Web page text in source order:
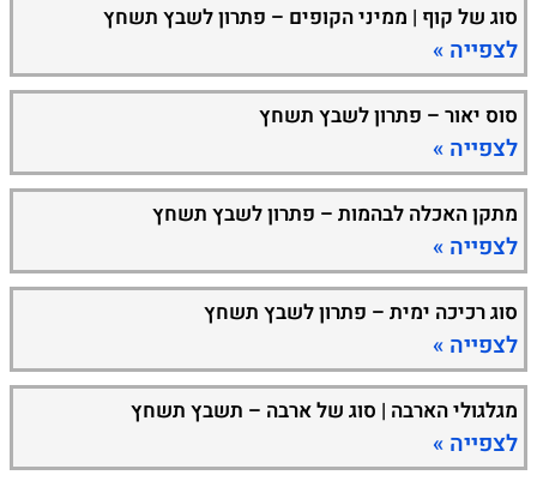
סוג של קוף | ממיני הקופים – פתרון לשבץ תשחץ
לצפייה »
סוס יאור – פתרון לשבץ תשחץ
לצפייה »
מתקן האכלה לבהמות – פתרון לשבץ תשחץ
לצפייה »
סוג רכיכה ימית – פתרון לשבץ תשחץ
לצפייה »
מגלגולי הארבה | סוג של ארבה – תשבץ תשחץ
לצפייה »